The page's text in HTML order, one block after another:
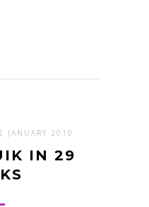
JANUARY 2010
IN 29